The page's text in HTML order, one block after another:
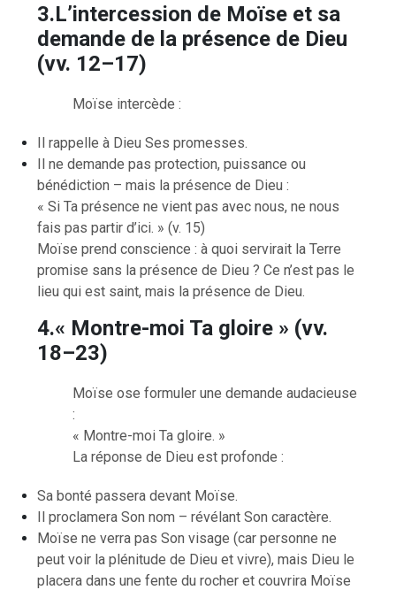
3.L’intercession de Moïse et sa
demande de la présence de Dieu
(vv. 12–17)
Moïse intercède :
Il rappelle à Dieu Ses promesses.
Il ne demande pas protection, puissance ou
bénédiction – mais la présence de Dieu :
« Si Ta présence ne vient pas avec nous, ne nous
fais pas partir d’ici. » (v. 15)
Moïse prend conscience : à quoi servirait la Terre
promise sans la présence de Dieu ? Ce n’est pas le
lieu qui est saint, mais la présence de Dieu.
4.« Montre-moi Ta gloire » (vv.
18–23)
Moïse ose formuler une demande audacieuse
:
« Montre-moi Ta gloire. »
La réponse de Dieu est profonde :
Sa bonté passera devant Moïse.
Il proclamera Son nom – révélant Son caractère.
Moïse ne verra pas Son visage (car personne ne
peut voir la plénitude de Dieu et vivre), mais Dieu le
placera dans une fente du rocher et couvrira Moïse